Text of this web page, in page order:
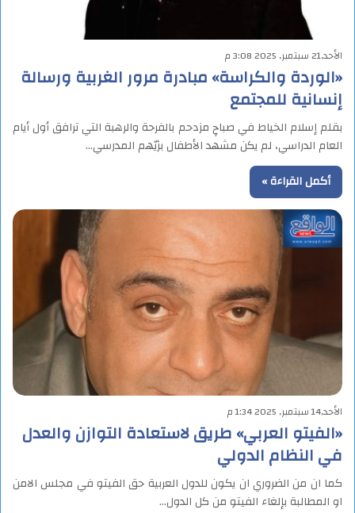
الأحد,21 سبتمبر, 2025 3:08 م
«الوردة والكراسة» مبادرة مرور الغربية ورسالة
إنسانية للمجتمع
بقلم إسلام الخياط في صباحٍ مزدحم بالفرحة والرهبة التي ترافق أول أيام
العام الدراسي، لم يكن مشهد الأطفال بزيّهم المدرسي…
أكمل القراءة »
الأحد,14 سبتمبر, 2025 1:34 م
«الفيتو العربي» طريق لاستعادة التوازن والعدل
في النظام الدولي
كما ان من الضروري ان يكون للدول العربية حق الفيتو في مجلس الامن
او المطالبة بإلغاء الفيتو من كل الدول…